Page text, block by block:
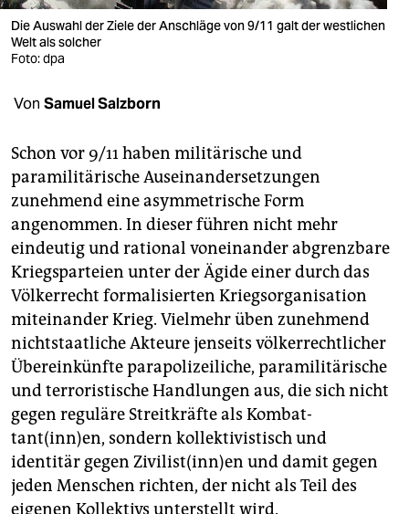
verlag
veranstaltungen
unterstützen
abo
genossenschaft
epaper login
Die Auswahl der Ziele der Anschläge von 9/11 galt der westlichen
Welt als solcher
Foto: dpa
Von Samuel Salzborn
Schon vor 9/11 haben militärische und
paramilitärische Auseinandersetzungen
zunehmend eine asymmetrische Form
angenommen. In dieser führen nicht mehr
eindeutig und rational voneinander abgrenzbare
Kriegsparteien unter der Ägide einer durch das
Völkerrecht formalisierten Kriegsorganisation
miteinander Krieg. Vielmehr üben zunehmend
nichtstaatliche Akteure jenseits völkerrechtlicher
Übereinkünfte parapolizeiliche, paramilitärische
und terroristische Handlungen aus, die sich nicht
gegen ­reguläre Streitkräfte als Kombat­­
tant(inn)en, sondern kollektivistisch und
identitär gegen Zivilist(inn)en und damit gegen
jeden Menschen richten, der nicht als Teil des
eigenen Kollektivs unterstellt wird.